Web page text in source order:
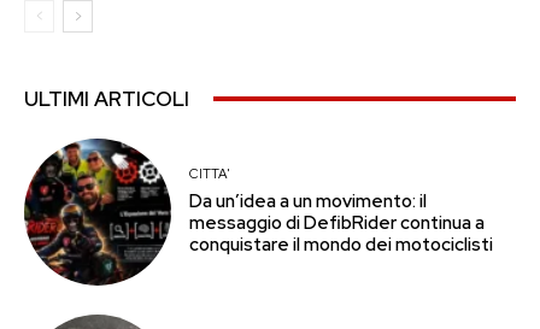
ULTIMI ARTICOLI
CITTA'
Da un’idea a un movimento: il
messaggio di DefibRider continua a
conquistare il mondo dei motociclisti